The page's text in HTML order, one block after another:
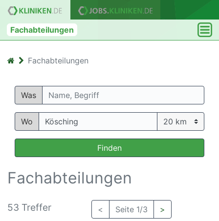
Fachabteilungen
Fachabteilungen
Was
Wo
Finden
Fachabteilungen
53 Treffer < Seite 1/3 >